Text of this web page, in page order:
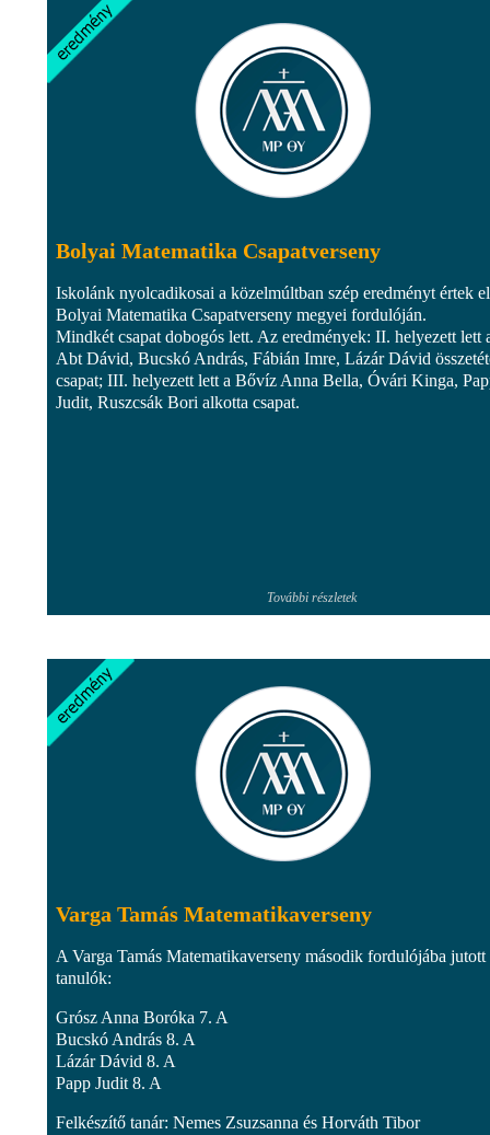
Bolyai Matematika Csapatverseny
Iskolánk nyolcadikosai a közelmúltban szép eredményt értek
Bolyai Matematika Csapatverseny megyei fordulóján.
Mindkét csapat dobogós lett. Az eredmények: II. helyezett lett
Abt Dávid, Bucskó András, Fábián Imre, Lázár Dávid
csapat; III. helyezett lett a Bővíz Anna Bella, Óvári Kinga,
Judit, Ruszcsák Bori alkotta csapat.
További részletek
Varga Tamás Matematikaverseny
A Varga Tamás Matematikaverseny második fordulójába jutott
tanulók:
Grósz Anna Boróka 7. A
Bucskó András 8. A
Lázár Dávid 8. A
Papp Judit 8. A
Felkészítő tanár: Nemes Zsuzsanna és Horváth Tibor